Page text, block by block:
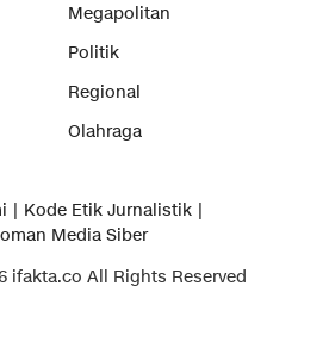
Megapolitan
Politik
Regional
Olahraga
Kode Etik Jurnalistik
Media Siber
ifakta.co All Rights Reserved